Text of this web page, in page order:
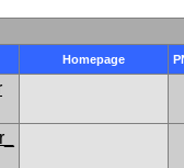
Homepage